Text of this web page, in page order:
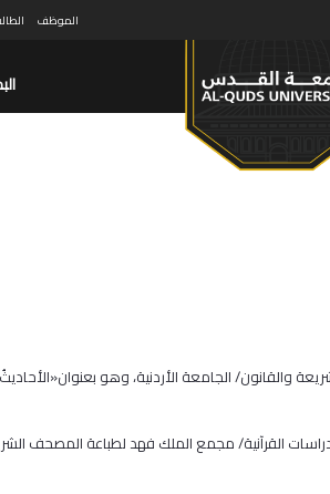
الموظف
الجامعة الأردنية، وهو
القرآنية/ مجمع الملك فهد لطباعة المصحف